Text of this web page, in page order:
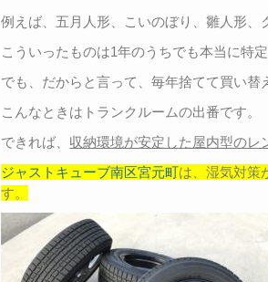
例えば、五月人形、こいのぼり、雛人形、
こういったものは1年のうちでも本当に特
でも、だからと言って、毎年捨てて買い替
こんなときはトランクルームの出番です。
できれば、 収納環境が安定した屋内型のレ
ジャストキューブ南区宮元町は、湿気対策
す。